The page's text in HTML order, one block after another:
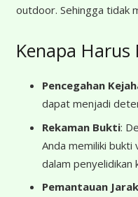
outdoor. Sehingga tidak
Kenapa Harus
Pencegahan
dapat menjadi
Rekaman Bukti:
Anda memiliki bukti
dalam penyelidikan
Pemantauan